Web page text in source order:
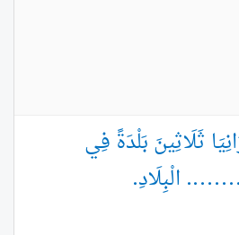
ثَلَاثِينَ بَلْدَةً فِي
الْبِلَادِ.